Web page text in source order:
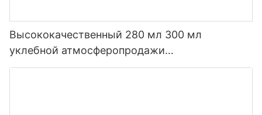
Высококачественный 280 мл 300 мл
уклебной атмосферопродажи
многофункциональный клей -силиконовый